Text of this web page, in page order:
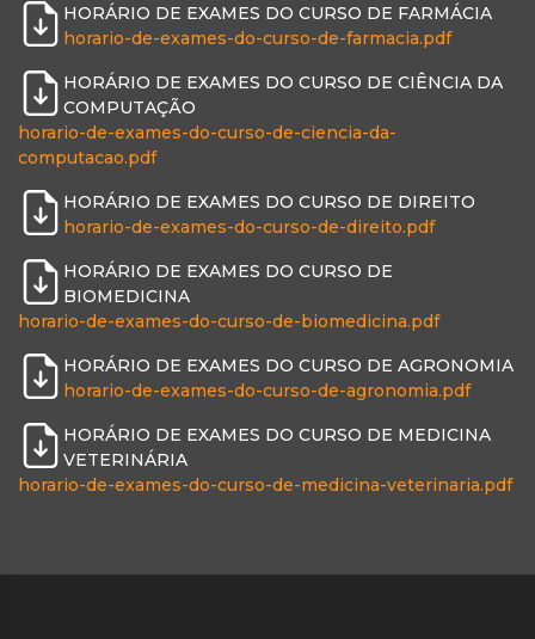
HORÁRIO DE EXAMES DO CURSO DE FARMÁCIA
horario-de-exames-do-curso-de-farmacia.pdf
HORÁRIO DE EXAMES DO CURSO DE CIÊNCIA DA
COMPUTAÇÃO
horario-de-exames-do-curso-de-ciencia-da-
computacao.pdf
HORÁRIO DE EXAMES DO CURSO DE DIREITO
horario-de-exames-do-curso-de-direito.pdf
HORÁRIO DE EXAMES DO CURSO DE
BIOMEDICINA
horario-de-exames-do-curso-de-biomedicina.pdf
HORÁRIO DE EXAMES DO CURSO DE AGRONOMIA
horario-de-exames-do-curso-de-agronomia.pdf
HORÁRIO DE EXAMES DO CURSO DE MEDICINA
VETERINÁRIA
horario-de-exames-do-curso-de-medicina-veterinaria.pdf